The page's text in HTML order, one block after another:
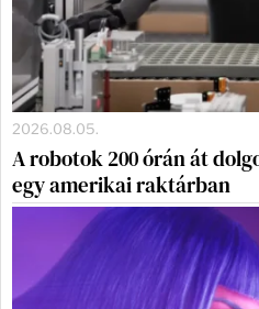
2026.08.05.
A robotok 200 órán át
egy amerikai raktárban